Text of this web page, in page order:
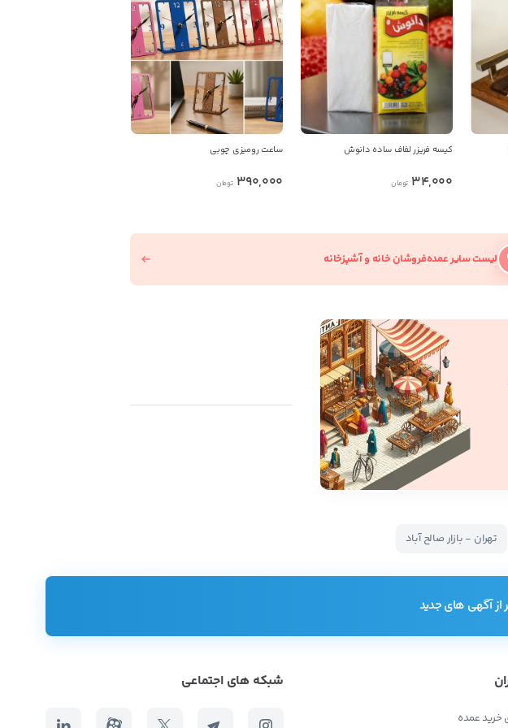
کیسه فریزر لفاف ساده دانوش
34,000 تومان
ساعت رومیزی چوبی
390,000 تومان
لیست سایر عمده‌فروشان خانه و آشپزخانه
تهران - بازار صالح آباد
از آگهی های جدید
خرید عمده
شبکه های اجتماعی